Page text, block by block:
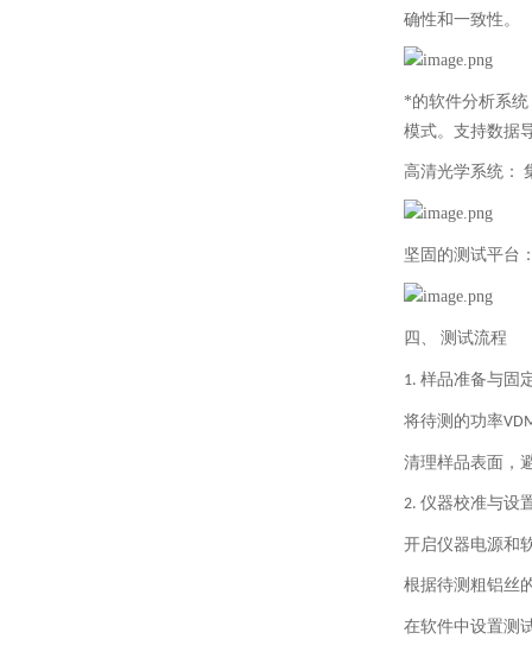
确性和一致性。
*的软件分析系统
模式。支持数据
高清光学系统：
坚固的测试平台
四、 测试流程
1. 样品准备与固
将待测的功率
清理样品表面，
2. 仪器校准与设
开启仪器电源和
根据待测粗铝丝
在软件中设置测